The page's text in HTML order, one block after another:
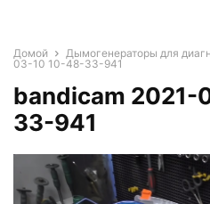
Домой Дымогенераторы для
03-10 10-48-33-941
bandicam
33-941